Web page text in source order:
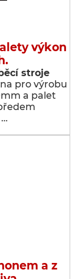
výkon
stroje
pro výrobu
a palet
a z